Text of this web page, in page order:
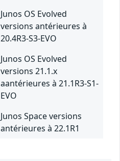
Junos OS Evolved
versions antérieures à
20.4R3-S3-EVO
Junos OS Evolved
versions 21.1.x
aantérieures à 21.1R3-S1-
EVO
Junos Space versions
antérieures à 22.1R1